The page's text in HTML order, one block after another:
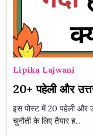
Lipika Lajwani
20+ पहेली और
इस पोस्ट में 20 पहेली और
चुनौती के लिए तैयार ह...